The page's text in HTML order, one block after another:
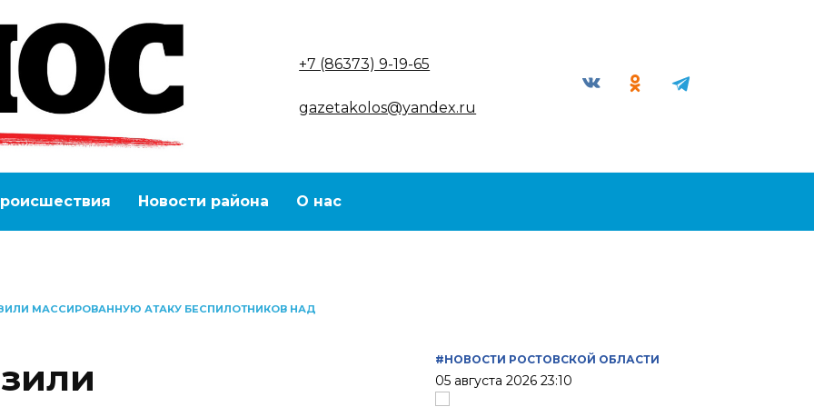
+7 (86373) 9-19-65
gazetakolos@yandex.ru
Новости района О нас
МАССИРОВАННУЮ АТАКУ БЕСПИЛОТНИКОВ НАД
#НОВОСТИ РОСТОВСКОЙ ОБЛАСТИ
05 августа 2026 23:10